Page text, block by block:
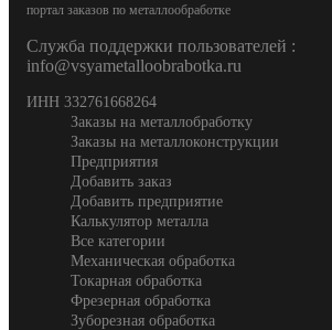
портал заказов по металлообработке
Служба поддержки пользователей :
info@vsyametalloobrabotka.ru
ИНН 332761668264
Заказы на металлобработку
Заказы на металлоконструкции
Предприятия
Добавить заказ
Добавить предприятие
Калькулятор металла
Все категории
Механическая обработка
Токарная обработка
Фрезерная обработка
Зуборезная обработка